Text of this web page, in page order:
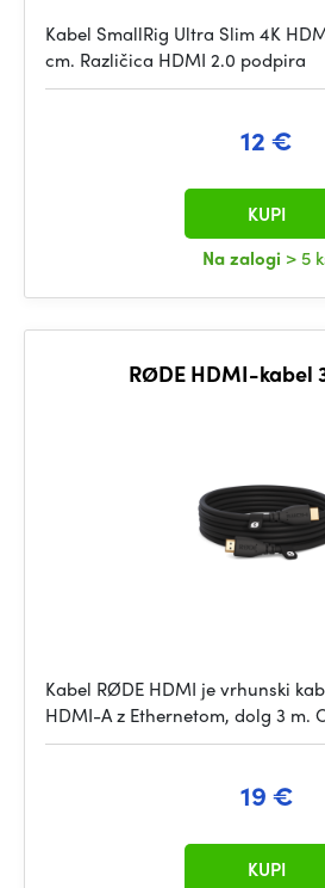
Kabel SmallRig Ultra Slim 4K
cm. Različica HDMI 2.0 podpira
12 €
Na zalogi > 5
KUPI
RØDE HDMI-kabel
Kabel RØDE HDMI je vrhunski
HDMI-A z Ethernetom, dolg 3 m.
19 €
KUPI